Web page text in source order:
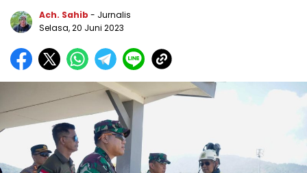
Ach. Sahib - Jurnalis
Selasa, 20 Juni 2023